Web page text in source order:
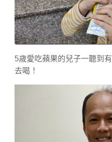
5歲愛吃蘋果的兒子一聽到
去喝！